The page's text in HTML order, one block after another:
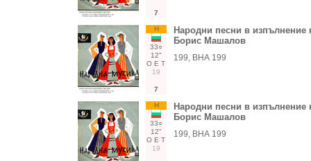
7
Н
33○
12"
О Е Т
19
7
Народни песни в
Борис Машалов
199, ВНА 199
Н
33○
12"
О Е Т
19
Народни песни в
Борис Машалов
199, ВНА 199